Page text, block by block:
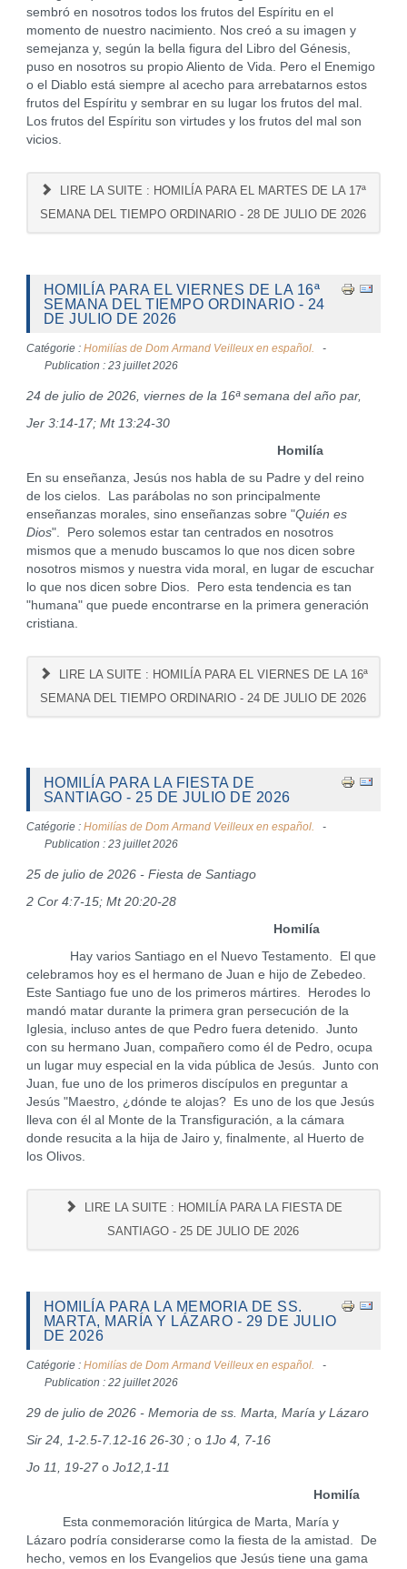
sembró en nosotros todos los frutos del Espíritu en el
momento de nuestro nacimiento. Nos creó a su imagen y
semejanza y, según la bella figura del Libro del Génesis,
puso en nosotros su propio Aliento de Vida. Pero el Enemigo
o el Diablo está siempre al acecho para arrebatarnos estos
frutos del Espíritu y sembrar en su lugar los frutos del mal.
Los frutos del Espíritu son virtudes y los frutos del mal son
vicios.
LIRE LA SUITE : HOMILÍA PARA EL MARTES DE LA 17ª
SEMANA DEL TIEMPO ORDINARIO - 28 DE JULIO DE 2026
HOMILÍA PARA EL VIERNES DE LA 16ª
SEMANA DEL TIEMPO ORDINARIO - 24
DE JULIO DE 2026
Catégorie : Homilías de Dom Armand Veilleux en español.
Publication : 23 juillet 2026
24 de julio de 2026, viernes de la 16ª semana del año par,
Jer 3:14-17; Mt 13:24-30
Homilía
En su enseñanza, Jesús nos habla de su Padre y del reino
de los cielos. Las parábolas no son principalmente
enseñanzas morales, sino enseñanzas sobre "Quién es
Dios". Pero solemos estar tan centrados en nosotros
mismos que a menudo buscamos lo que nos dicen sobre
nosotros mismos y nuestra vida moral, en lugar de escuchar
lo que nos dicen sobre Dios. Pero esta tendencia es tan
"humana" que puede encontrarse en la primera generación
cristiana.
LIRE LA SUITE : HOMILÍA PARA EL VIERNES DE LA 16ª
SEMANA DEL TIEMPO ORDINARIO - 24 DE JULIO DE 2026
HOMILÍA PARA LA FIESTA DE
SANTIAGO - 25 DE JULIO DE 2026
Catégorie : Homilías de Dom Armand Veilleux en español.
Publication : 23 juillet 2026
25 de julio de 2026 - Fiesta de Santiago
2 Cor 4:7-15; Mt 20:20-28
Homilía
Hay varios Santiago en el Nuevo Testamento. El que
celebramos hoy es el hermano de Juan e hijo de Zebedeo.
Este Santiago fue uno de los primeros mártires. Herodes lo
mandó matar durante la primera gran persecución de la
Iglesia, incluso antes de que Pedro fuera detenido. Junto
con su hermano Juan, compañero como él de Pedro, ocupa
un lugar muy especial en la vida pública de Jesús. Junto con
Juan, fue uno de los primeros discípulos en preguntar a
Jesús "Maestro, ¿dónde te alojas? Es uno de los que Jesús
lleva con él al Monte de la Transfiguración, a la cámara
donde resucita a la hija de Jairo y, finalmente, al Huerto de
los Olivos.
LIRE LA SUITE : HOMILÍA PARA LA FIESTA DE
SANTIAGO - 25 DE JULIO DE 2026
HOMILÍA PARA LA MEMORIA DE SS.
MARTA, MARÍA Y LÁZARO - 29 DE JULIO
DE 2026
Catégorie : Homilías de Dom Armand Veilleux en español.
Publication : 22 juillet 2026
29 de julio de 2026 - Memoria de ss. Marta, María y Lázaro
Sir 24, 1-2.5-7.12-16 26-30 ; o1Jo 4, 7-16
Jo 11, 19-27 oJo12,1-11
Homilía
Esta conmemoración litúrgica de Marta, María y
Lázaro podría considerarse como la fiesta de la amistad. De
hecho, vemos en los Evangelios que Jesús tiene una gama